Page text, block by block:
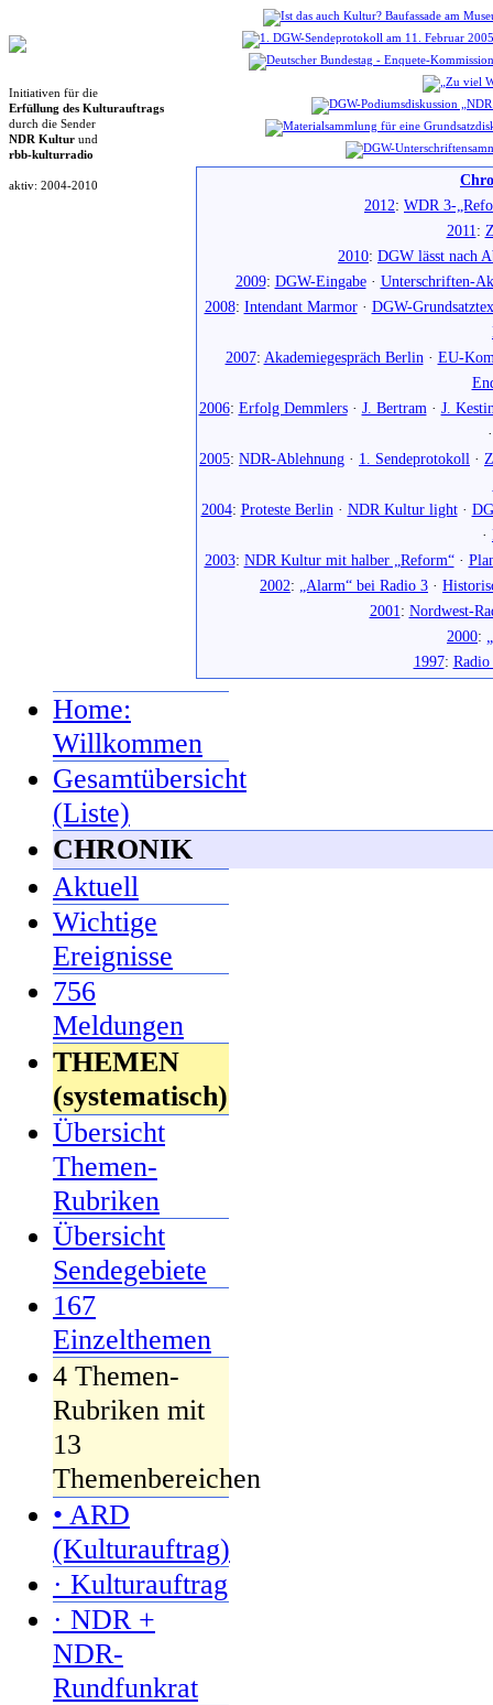
Initiativen für die
Erfüllung des Kulturauftrags
durch die Sender
NDR Kultur und
rbb-kulturradio
aktiv: 2004-2010
2012: WDR 3-
2011:
2010: DGW lässt nach
2009: DGW-Eingabe· Unterschriften-
2008: Intendant Marmor· DGW-
2007: Akademiegespräch Berlin · EU-
2006: Erfolg Demmlers· J. Bertram · J.
2005: NDR-Ablehnung · 1. Sendeprotokoll ·
2004: Proteste Berlin · NDR Kultur light·
·
2003: NDR Kultur mit halber „Reform“·
2002: „Alarm“ bei Radio 3 ·
2001: Nordwest-
2000:
1997:
Home:
Willkommen
Gesamtübersicht
(Liste)
CHRONIK
Aktuell
Wichtige
Ereignisse
756
Meldungen
THEMEN
(systematisch)
Übersicht
Themen-
Rubriken
Übersicht
Sendegebiete
167
Einzelthemen
4 Themen-
Rubriken mit
13
Themenbereichen
• ARD
(Kulturauftrag)
· Kulturauftrag
· NDR +
NDR-
Rundfunkrat